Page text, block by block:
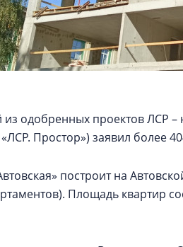
одобренных проектов ЛСР –
Простор») заявил более
построит на
Площадь квартир